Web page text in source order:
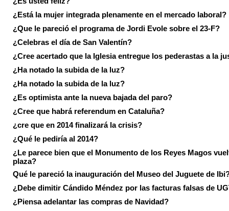
¿Está la mujer integrada plenamente en el mercado laboral?
¿Que le pareció el programa de Jordi Evole sobre el 23-F?
¿Celebras el día de San Valentín?
¿Cree acertado que la Iglesia entregue los pederastas a la
¿Ha notado la subida de la luz?
¿Ha notado la subida de la luz?
¿Es optimista ante la nueva bajada del paro?
¿Cree que habrá referendum en Cataluña?
¿cre que en 2014 finalizará la crisis?
¿Qué le pediría al 2014?
¿Le parece bien que el Monumento de los Reyes Magos
plaza?
Qué le pareció la inauguración del Museo del Juguete de
¿Debe dimitir Cándido Méndez por las facturas falsas de
¿Piensa adelantar las compras de Navidad?